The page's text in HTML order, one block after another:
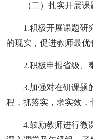
（二）扎实开展
1.积极开展课题研
的现实，促进教师最优
2.积极申报省级、
3.加强对在研课题
程，抓落实，求实效，
4.鼓励教师进行微